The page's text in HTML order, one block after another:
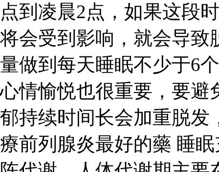
点到凌晨2点，如果这段
将会受到影响，就会导致
量做到每天睡眠不少于6
心情愉悦也很重要，要避
郁持续时间长会加重脱发
療前列腺炎最好的藥 睡